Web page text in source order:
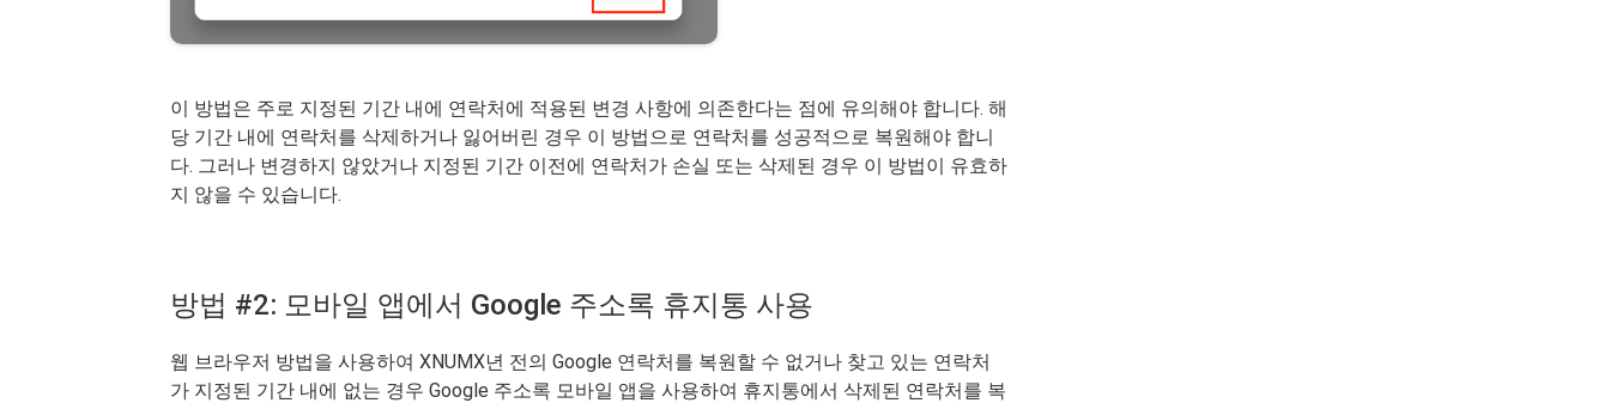
이 방법은 주로 지정된 기간 내에 연락처에 적용된 변경 사항에 의존한다는 점에 유의해야 합니다. 해
당 기간 내에 연락처를 삭제하거나 잃어버린 경우 이 방법으로 연락처를 성공적으로 복원해야 합니
다. 그러나 변경하지 않았거나 지정된 기간 이전에 연락처가 손실 또는 삭제된 경우 이 방법이 유효하
지 않을 수 있습니다.
방법 #2: 모바일 앱에서 Google 주소록 휴지통 사용
웹 브라우저 방법을 사용하여 XNUMX년 전의 Google 연락처를 복원할 수 없거나 찾고 있는 연락처
가 지정된 기간 내에 없는 경우 Google 주소록 모바일 앱을 사용하여 휴지통에서 삭제된 연락처를 복